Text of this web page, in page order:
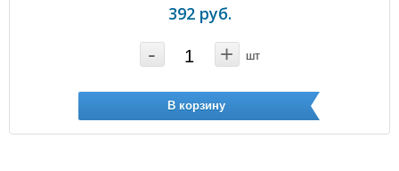
392 руб.
- + шт
В корзину